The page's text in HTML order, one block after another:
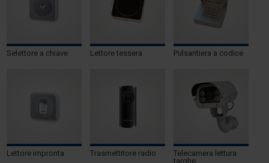
Selettore a chiave Lettore tessera Pulsantiera a codice
Lettore impronta Trasmettitore radio
Telecamera lettura
targhe